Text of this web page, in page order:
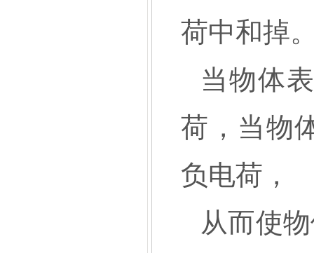
荷中和掉
当物体
荷，当物
负电荷，
从而使